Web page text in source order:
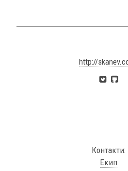
http://
Контакти:
Екип